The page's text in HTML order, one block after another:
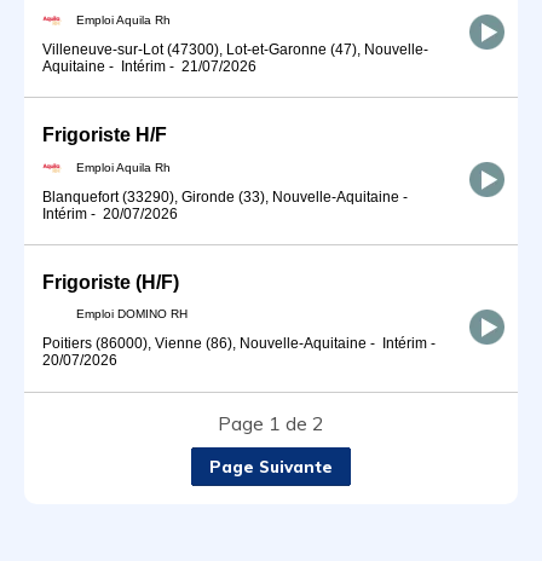
Emploi Aquila Rh
Villeneuve-sur-Lot (47300), Lot-et-Garonne (47), Nouvelle-
Aquitaine - Intérim - 21/07/2026
Frigoriste H/F
Emploi Aquila Rh
Blanquefort (33290), Gironde (33), Nouvelle-Aquitaine -
Intérim - 20/07/2026
Frigoriste (H/F)
Emploi DOMINO RH
Poitiers (86000), Vienne (86), Nouvelle-Aquitaine - Intérim -
20/07/2026
Page 1 de 2
Page Suivante